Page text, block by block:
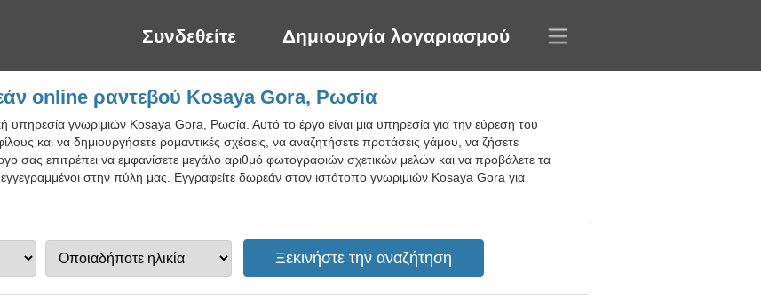
Συνδεθείτε Δημιουργία λογαριασμού
online ραντεβού Kosaya Gora, Ρωσία
υπηρεσία γνωριμιών Kosaya Gora, Ρωσία. Αυτό το έργο είναι μια υπηρεσία για την εύρεση του
και να δημιουργήσετε ρομαντικές σχέσεις, να αναζητήσετε προτάσεις γάμου, να ζήσετε
σας επιτρέπει να εμφανίσετε μεγάλο αριθμό φωτογραφιών σχετικών μελών και να προβάλετε τα
στην πύλη μας. Εγγραφείτε δωρεάν στον ιστότοπο γνωριμιών Kosaya Gora για